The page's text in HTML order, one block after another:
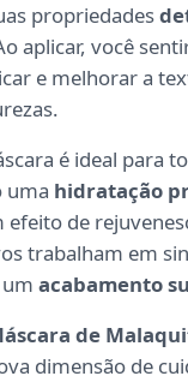
propriedades
aplicar, você
e melhorar a
é ideal para
uma hidratação
de
trabalham em
acabamento
de
dimensão de